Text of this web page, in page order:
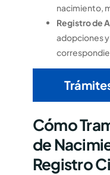
nacimiento,
Registro de
adopciones
Cómo
de
Registro